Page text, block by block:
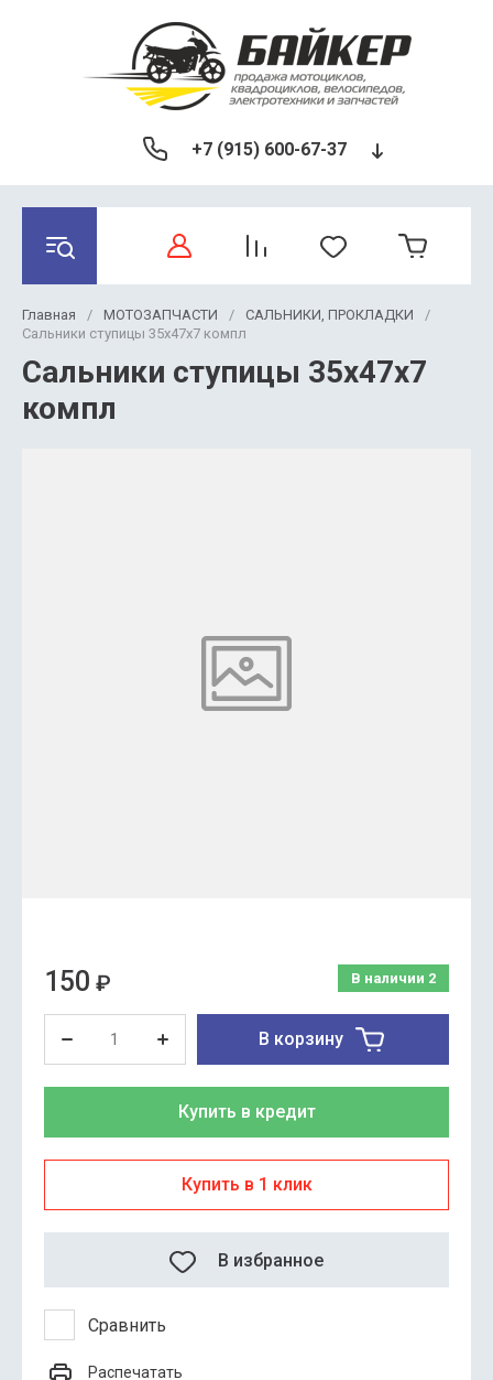
+7 (915) 600-67-37
Главная / МОТОЗАПЧАСТИ / САЛЬНИКИ, ПРОКЛАДКИ
/
Сальники ступицы 35x47x7 компл
Сальники ступицы 35x47x7
компл
В наличии 2
150 ₽
В корзину
Купить в кредит
Купить в 1 клик
Сравнить
В избранное
Распечатать